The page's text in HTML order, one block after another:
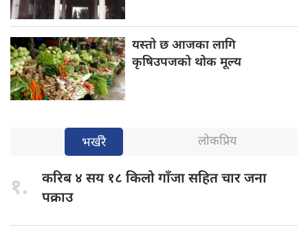
यस्तो छआजका लागि
कृषिउपजको थोक मूल्य
भर्खरै लोकप्रिय
१. करिब ४ सय १८ किलो गाँजा सहित चार जना
पक्राउ